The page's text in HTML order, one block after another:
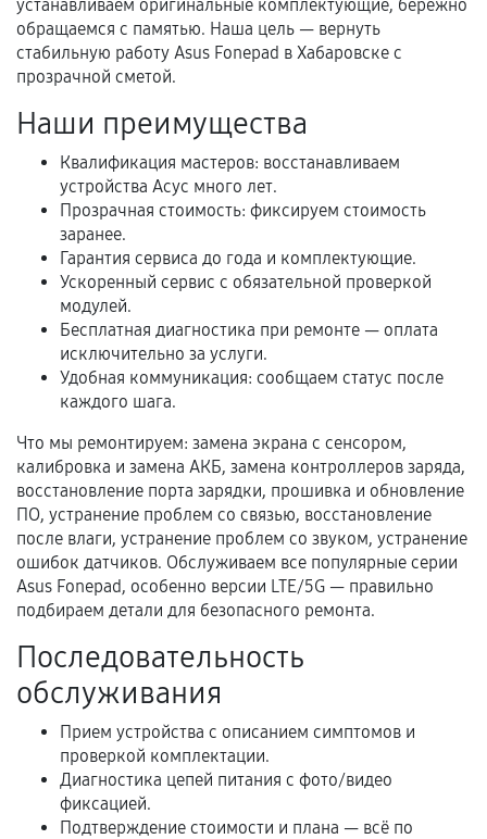
Гарантийный талон.
Акт выполненных работ с датой, перечнем
Документы на установленные комплектующие
и кассовый чек.
Расширенная гарантия
В некоторых случаях возможно оформление
расширенной гарантии. Стоимость, сроки и
условия продления согласовываются отдельно и
фиксируются в документах.
Когда гарантия не действует
Нарушение правил эксплуатации,
механические повреждения, попадание влаги,
перегрев, коррозия.
Самостоятельный ремонт или вмешательство
Естественный износ деталей, если иное не
предусмотрено отдельно.
Обращение после окончания гарантийного
срока.
Программные сбои, если это не указано в
отдельных условиях.
устанавливаем оригинальные комплектующие, бережно
обращаемся с памятью. Наша цель — вернуть
стабильную работу Asus Fonepad в Хабаровске с
прозрачной сметой.
Наши преимущества
Квалификация мастеров: восстанавливаем
устройства Асус много лет.
Прозрачная стоимость: фиксируем стоимость
заранее.
Гарантия сервиса до года и комплектующие.
Ускоренный сервис с обязательной проверкой
модулей.
Бесплатная диагностика при ремонте — оплата
исключительно за услуги.
Удобная коммуникация: сообщаем статус после
каждого шага.
Что мы ремонтируем: замена экрана с сенсором,
калибровка и замена АКБ, замена контроллеров заряда,
восстановление порта зарядки, прошивка и обновление
ПО, устранение проблем со связью, восстановление
после влаги, устранение проблем со звуком, устранение
ошибок датчиков. Обслуживаем все популярные серии
Asus Fonepad, особенно версии LTE/5G — правильно
подбираем детали для безопасного ремонта.
Последовательность
обслуживания
Прием устройства с описанием симптомов и
проверкой комплектации.
Диагностика цепей питания с фото/видео
фиксацией.
Подтверждение стоимости и плана — всё по